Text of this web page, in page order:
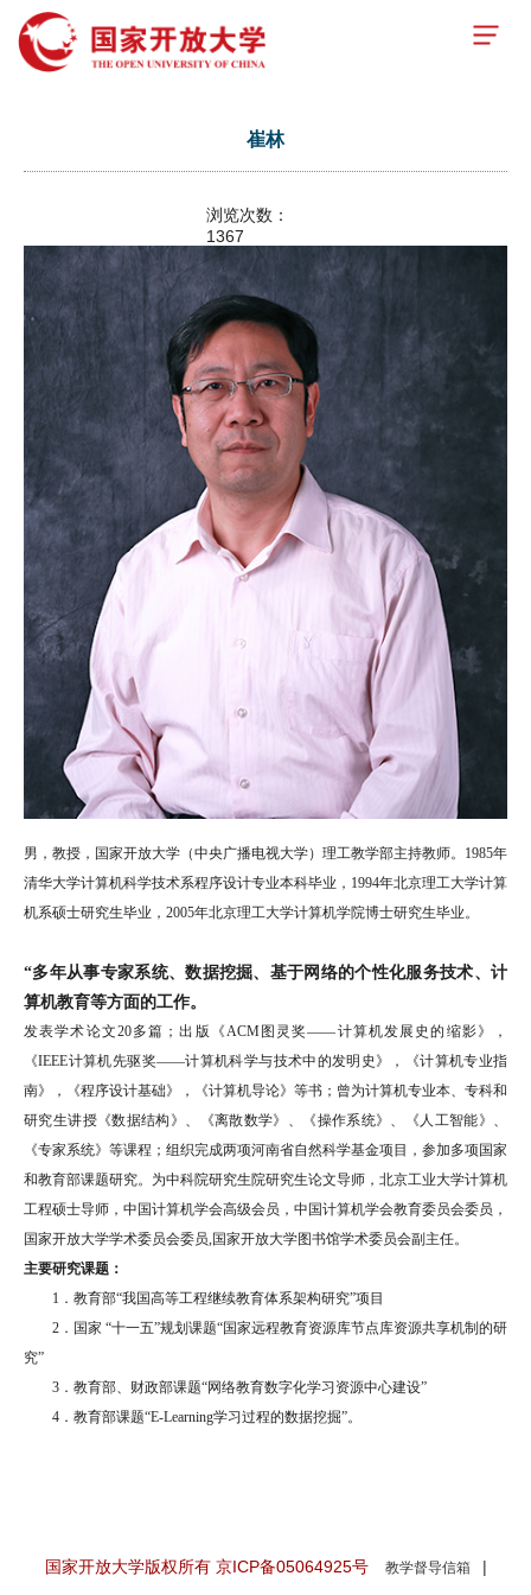
崔林
浏览次数：
1367
男，教授，国家开放大学（中央广播电视大学）理工教学部主持教师。1985年
清华大学计算机科学技术系程序设计专业本科毕业，1994年北京理工大学计算
机系硕士研究生毕业，2005年北京理工大学计算机学院博士研究生毕业。
“多年从事专家系统、数据挖掘、基于网络的个性化服务技术、计
算机教育等方面的工作。
发表学术论文20多篇；出版《ACM图灵奖――计算机发展史的缩影》，
《IEEE计算机先驱奖――计算机科学与技术中的发明史》，《计算机专业指
南》，《程序设计基础》，《计算机导论》等书；曾为计算机专业本、专科和
研究生讲授《数据结构》、《离散数学》、《操作系统》、《人工智能》、
《专家系统》等课程；组织完成两项河南省自然科学基金项目，参加多项国家
和教育部课题研究。为中科院研究生院研究生论文导师，北京工业大学计算机
工程硕士导师，中国计算机学会高级会员，中国计算机学会教育委员会委员，
国家开放大学学术委员会委员,国家开放大学图书馆学术委员会副主任。
主要研究课题：
1．教育部“我国高等工程继续教育体系架构研究”项目
2．国家 “十一五”规划课题“国家远程教育资源库节点库资源共享机制的研
究”
3．教育部、财政部课题“网络教育数字化学习资源中心建设”
4．教育部课题“E-Learning学习过程的数据挖掘”。
国家开放大学版权所有 京ICP备05064925号 教学督导信箱
|